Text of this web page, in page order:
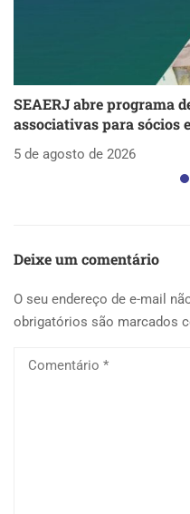
SEAERJ abre programa
associativas para sócios
5 de agosto de 2026
Deixe um comentário
O seu endereço de e-mail
obrigatórios são marcados